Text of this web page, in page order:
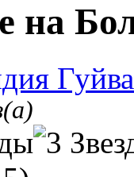
на
Гуйва